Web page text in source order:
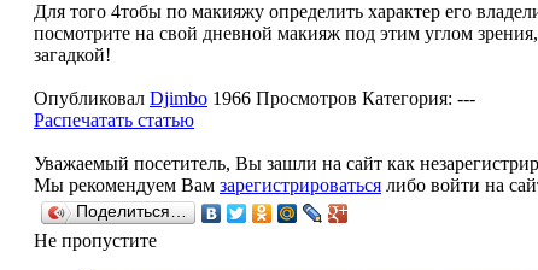
Для того 4тобы по макияжу определить характер его
посмотрите на свой дневной макияж под этим углом
загадкой!
Опубликовал Djimbo 1966 Просмотров Категория: ---
Распечатать статью
Уважаемый посетитель, Вы зашли на сайт как
Мы рекомендуем Вам зарегистрироваться либо войти на
Поделиться…
Не пропустите